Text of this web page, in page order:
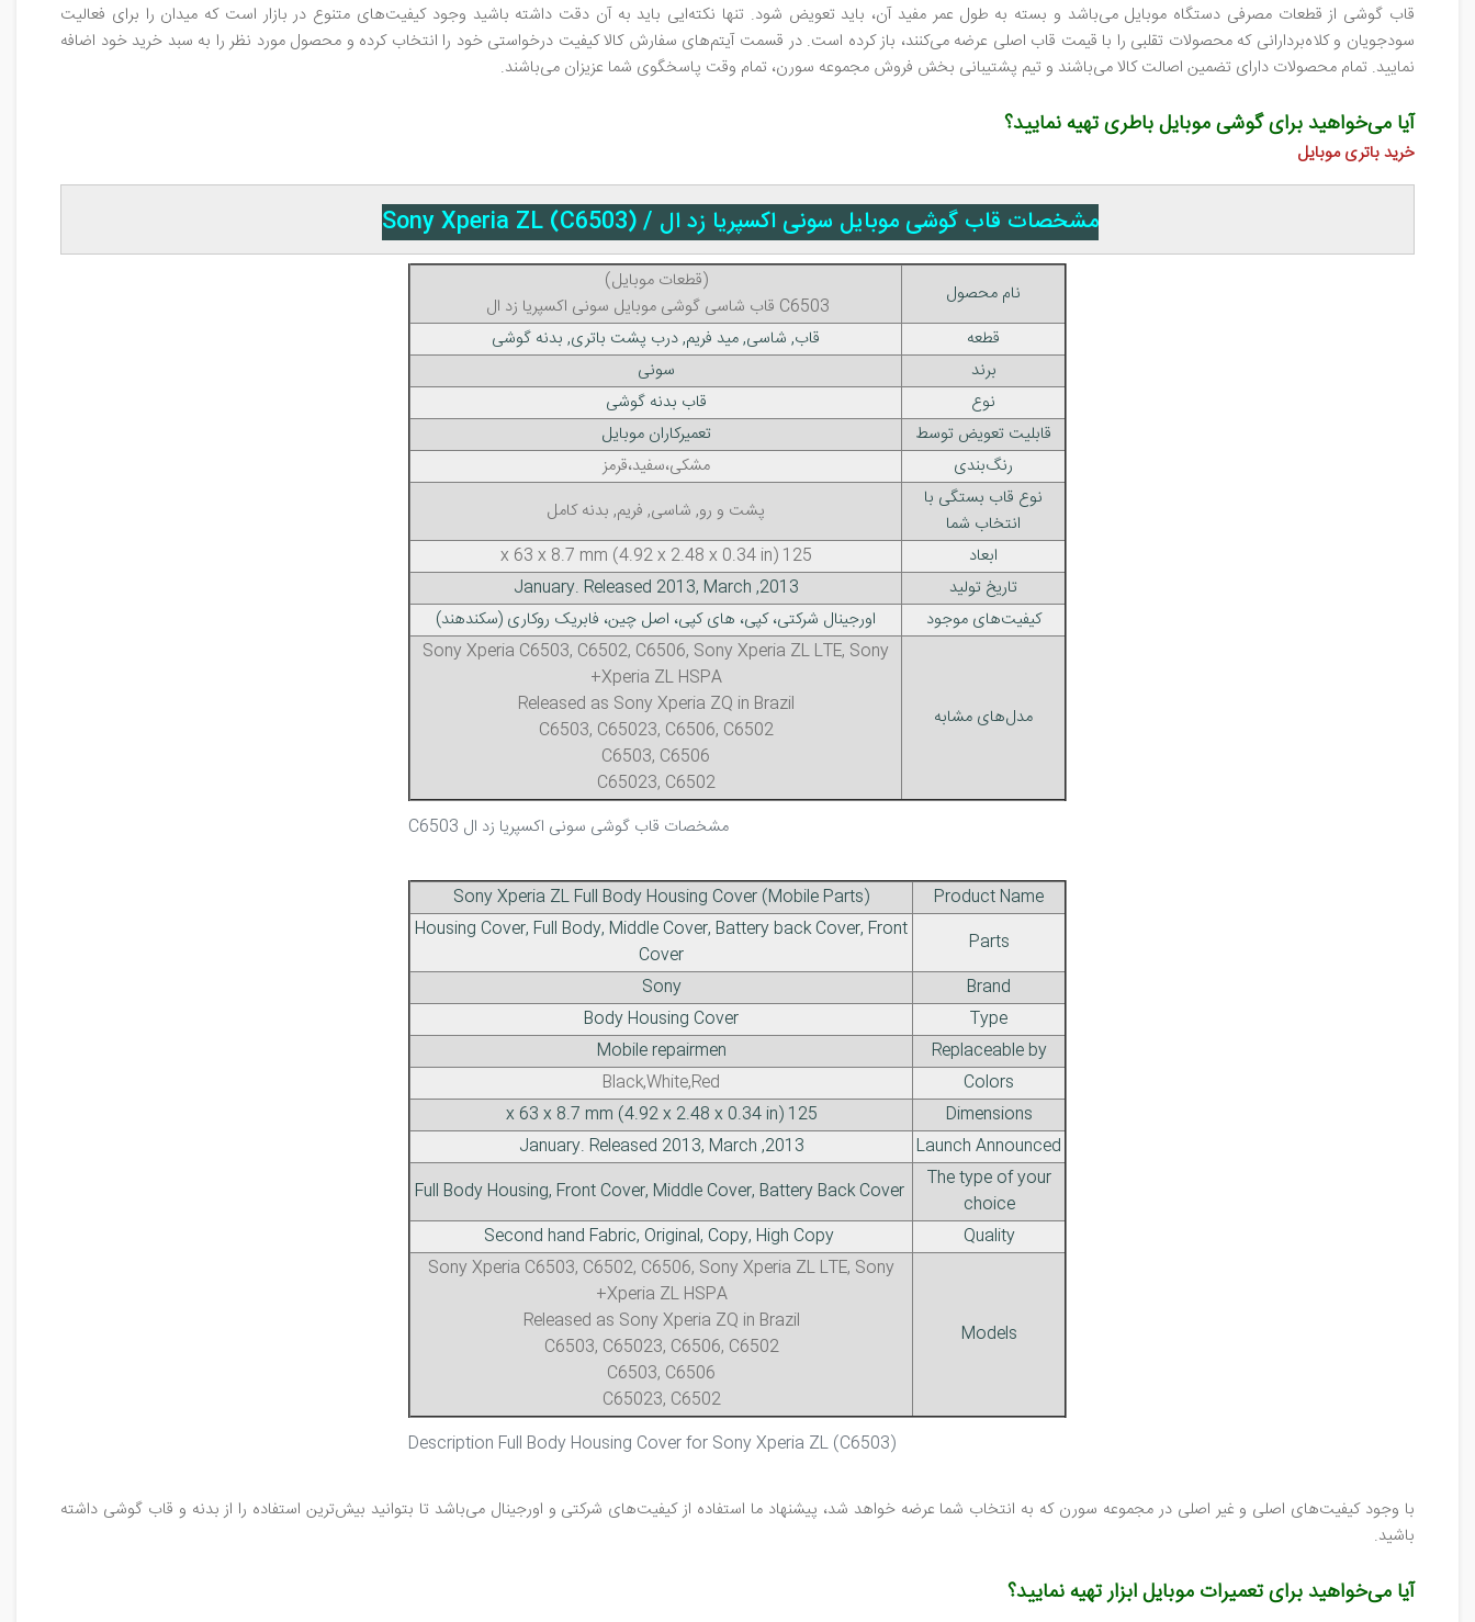
قاب گوشی از قطعات مصرفی دستگاه موبایل می‌باشد و بسته به طول عمر مفید آن، باید تعویض شود. تنها نکته‌ایی باید به آن دقت داشته باشید وجود کیفیت‌های متنوع در بازار است که میدان را برای فعالیت
سودجویان و کلاه‌بردارانی که محصولات تقلبی را با قیمت قاب اصلی عرضه می‌کنند، باز کرده است. در قسمت آیتم‌های سفارش کالا کیفیت درخواستی خود را انتخاب کرده و محصول مورد نظر را به سبد خرید خود اضافه
نمایید. تمام محصولات دارای تضمین اصالت کالا می‌باشند و تیم پشتیبانی بخش فروش مجموعه سورن، تمام وقت پاسخگوی شما عزیزان می‌باشند.
آیا می‌خواهید برای گوشی موبایل باطری تهیه نمایید؟
خرید باتری موبایل
مشخصات قاب گوشی موبایل سونی اکسپریا زد ال / Sony Xperia ZL (C6503)
مشخصات قاب گوشی سونی اکسپریا زد ال C6503
نام محصول
(قطعات موبایل)
قاب شاسی گوشی موبایل سونی اکسپریا زد ال C6503
قطعه
قاب, شاسی, مید فریم, درب پشت باتری, بدنه گوشی
برند
سونی
نوع
قاب بدنه گوشی
قابلیت تعویض توسط
تعمیرکاران موبایل
رنگ‌بندی
مشکی،سفید،قرمز
نوع قاب بستگی با
انتخاب شما
پشت و رو, شاسی, فریم, بدنه کامل
ابعاد
125 x 63 x 8.7 mm (4.92 x 2.48 x 0.34 in)
تاریخ تولید
2013, January. Released 2013, March
کیفیت‌های موجود
اورجینال شرکتی، کپی، های کپی، اصل چین، فابریک روکاری (سکند‌هند)
مدل‌های مشابه
Sony Xperia C6503, C6502, C6506, Sony Xperia ZL LTE, Sony
Xperia ZL HSPA+
Released as Sony Xperia ZQ in Brazil
C6503, C65023, C6506, C6502
C6503, C6506
​C65023, C6502
Product Name
Sony Xperia ZL Full Body Housing Cover (Mobile Parts)
Parts
Housing Cover, Full Body, Middle Cover, Battery back Cover, Front
Cover
Brand
Sony
Type
Body Housing Cover
Replaceable by
Mobile repairmen
Colors
Black,White,Red
Dimensions
125 x 63 x 8.7 mm (4.92 x 2.48 x 0.34 in)
Launch Announced
2013, January. Released 2013, March
The type of your
choice
Full Body Housing, Front Cover, Middle Cover, Battery Back Cover
Quality
Models
Sony Xperia C6503, C6502, C6506, Sony Xperia ZL LTE, Sony
Xperia ZL HSPA+
Released as Sony Xperia ZQ in Brazil
C6503, C65023, C6506, C6502
C6503, C6506
C65023, C6502
با وجود کیفیت‌های اصلی و غیر اصلی در مجموعه سورن که به انتخاب شما عرضه خواهد شد، پیشنهاد ما استفاده از کیفیت‌های شرکتی و اورجینال می‌باشد تا بتوانید بیش‌ترین استفاده را از بدنه و قاب گوشی داشته
باشید.
آیا می‌خواهید برای تعمیرات موبایل ابزار تهیه نمایید؟